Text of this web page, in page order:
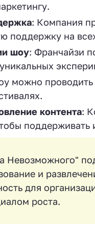
: Компания
поддержку на
шоу: Франчайзи
можно проводить
контента:
поддерживать
и
для
роста.